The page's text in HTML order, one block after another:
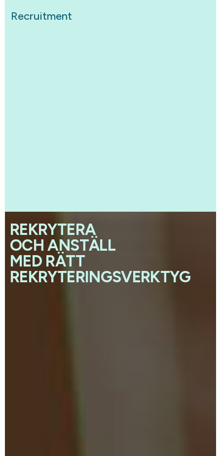
Recruitment
REKRYTERA
OCH ANSTÄLL
MED RÄTT
REKRYTERINGSVERKTYG